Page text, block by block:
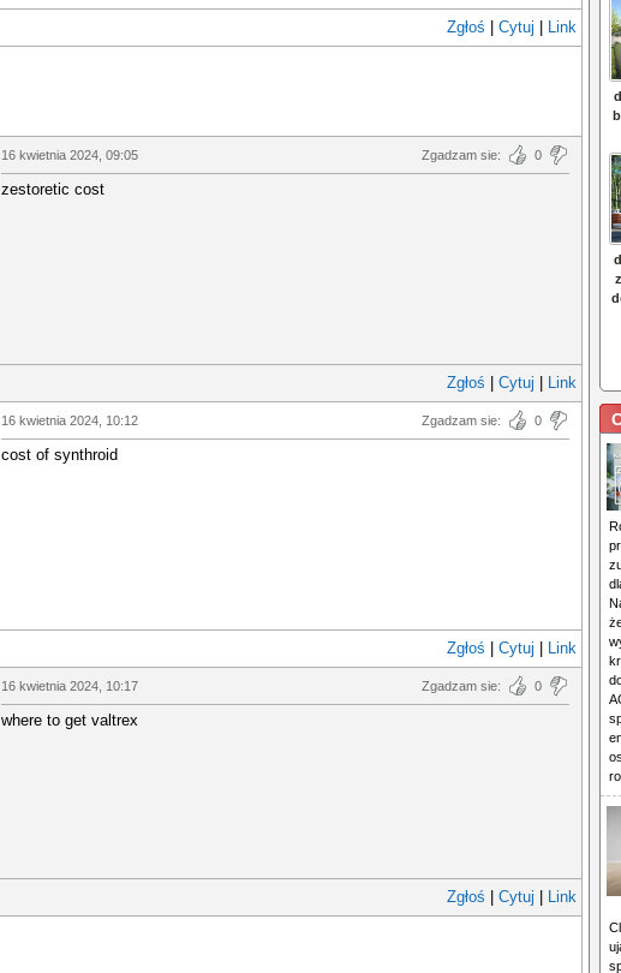
Zgłoś Cytuj Link
16 kwietnia 2024, 09:05 Zgadzam sie: 0
zestoretic cost
Zgłoś Cytuj Link
16 kwietnia 2024, 10:12 Zgadzam sie: 0
cost of synthroid
Zgłoś Cytuj Link
16 kwietnia 2024, 10:17 Zgadzam sie: 0
where to get valtrex
Zgłoś Cytuj Link